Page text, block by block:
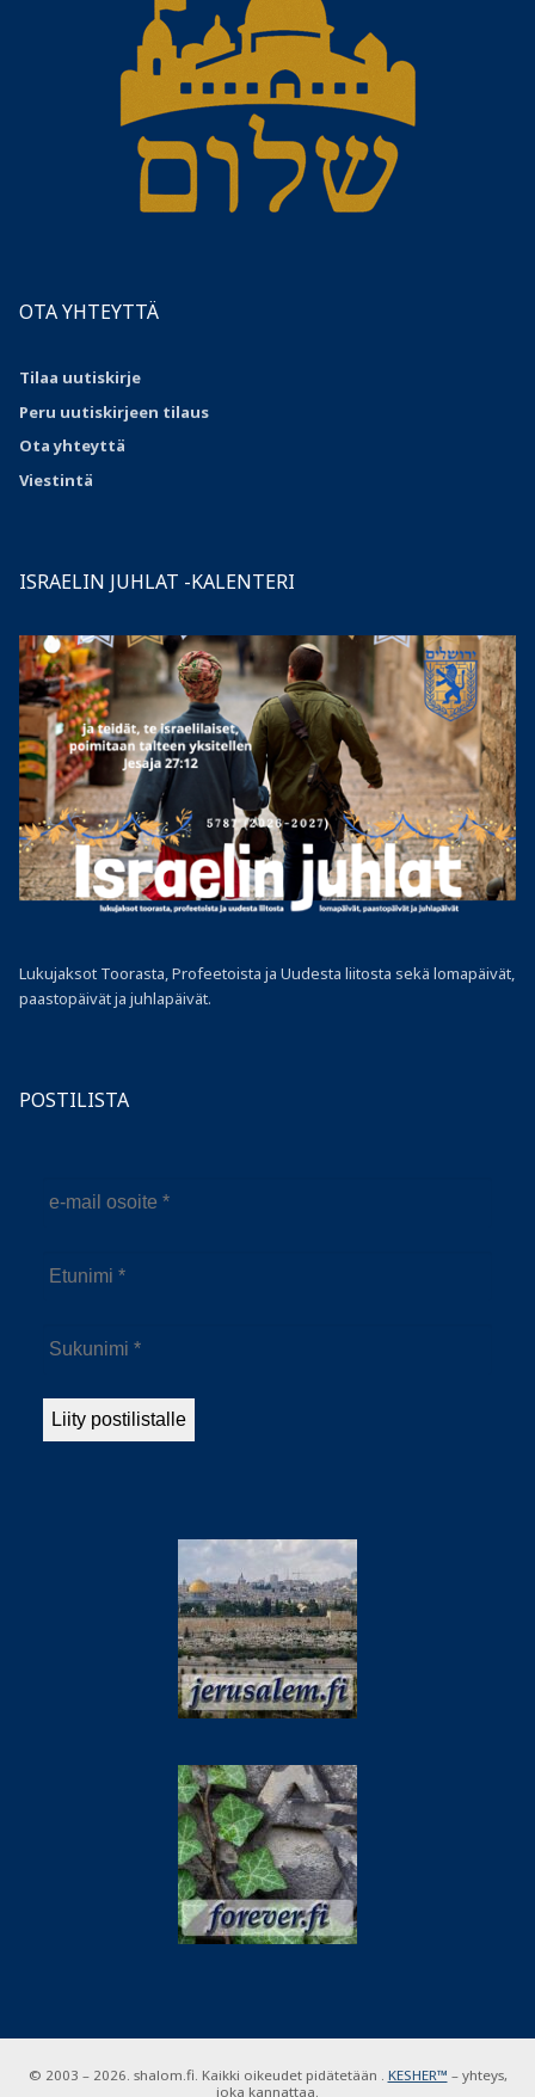
OTA YHTEYTTÄ
Tilaa uutiskirje
Peru uutiskirjeen tilaus
Otayhteyttä
Viestintä
ISRAELIN JUHLAT -KALENTERI
Lukujaksot Toorasta, Profeetoista ja Uudesta liitosta sekä lomapäivät,
paastopäivät ja juhlapäivät.
POSTILISTA
© 2003 – 2026. shalom.fi. Kaikki oikeudet pidätetään . KESHER™ – yhteys,
joka kannattaa.